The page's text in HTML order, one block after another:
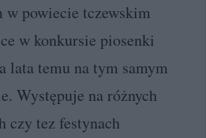
w powiecie tczewskim
w konkursie piosenki
lata temu na tym samym
Występuje na różnych
czy tez festynach